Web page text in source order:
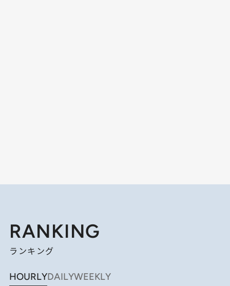
RANKING
ランキング
HOURLYDAILYWEEKLY